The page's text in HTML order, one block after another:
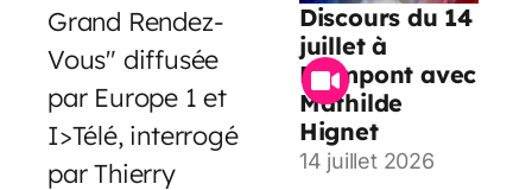
Grand Rendez-
Vous" diffusée
par Europe 1 et
I>Télé, interrogé
par Thierry
Discours du 14
juillet à
Paimpont avec
Mathilde
Hignet
14 juillet 2026